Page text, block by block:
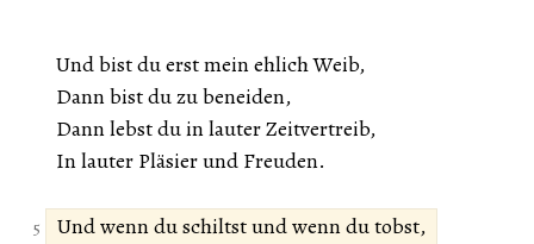
Und bist du erst mein ehlich Weib,
Dann bist du zu beneiden,
Dann lebst du in lauter Zeitvertreib,
In lauter Pläsier und Freuden.
Und wenn du schiltst und wenn du tobst,